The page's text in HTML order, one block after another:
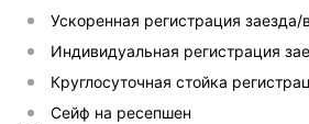
Ускоренная регистрация заезда/
Индивидуальная регистрация
Круглосуточная стойка
Сейф на ресепшен